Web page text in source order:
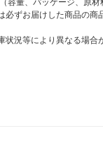
容量、パッケージ、原
ずお届けした商品の商
況等により異なる場合